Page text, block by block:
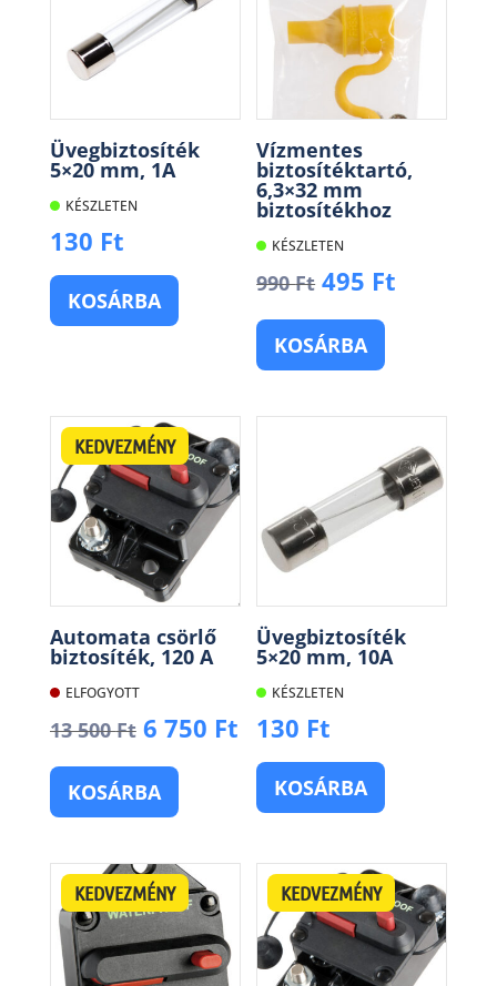
Üvegbiztosíték
5×20 mm, 1A
KÉSZLETEN
130 Ft
KOSÁRBA
Vízmentes
biztosítéktartó,
6,3×32 mm
biztosítékhoz
KÉSZLETEN
990Ft Original
was:
990 Ft.
495 Ft
KOSÁRBA
KEDVEZMÉNY
Automata csörlő
biztosíték, 120 A
ELFOGYOTT
13 500Ft Original
was:
13
6 750 FtCurrent
price
KOSÁRBA
Üvegbiztosíték
5×20 mm, 10A
KÉSZLETEN
130 Ft
KOSÁRBA
KEDVEZMÉNY KEDVEZMÉNY